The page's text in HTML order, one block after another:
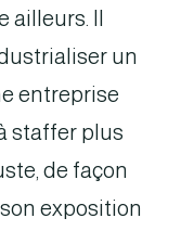
Il
un
entreprise
staffer plus
de façon
exposition